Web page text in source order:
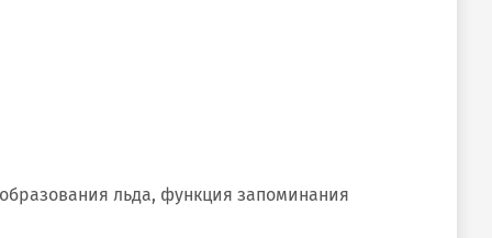
льда, функция запоминания